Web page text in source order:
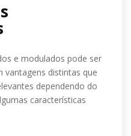
e modulados pode ser
vantagens distintas que
dependendo do
características